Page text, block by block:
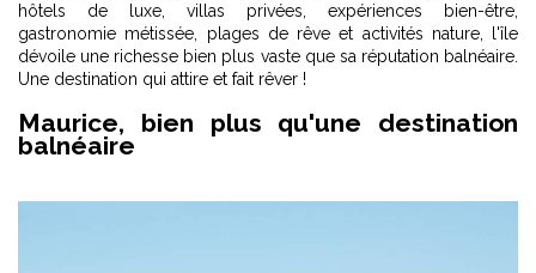
hôtels de luxe, villas privées, expériences bien-être,
gastronomie métissée, plages de rêve et activités nature, l'île
dévoile une richesse bien plus vaste que sa réputation balnéaire.
Une destination qui attire et fait rêver !
Maurice, bien plus qu'une destination
balnéaire